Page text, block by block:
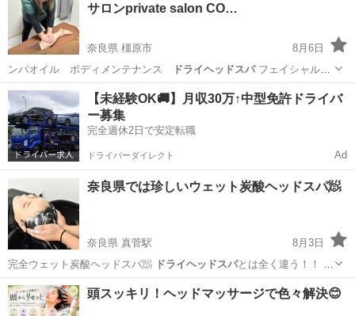
サロンprivate salon CO…
奈良県 橿原市
8月6日
ンパオイル ボディメンテナンス
ドライヘッドスパフェイシャルリ
フトアップ（化粧…
奈良 橿原市 エステ ドライヘッドスパ
【未経験OK🚚】月収30万↑中型免許ドライバ
ー募集
完全週休2日で安定転職
ドライバーダイレクト Ad
奈良県では珍しいウェット炭酸ヘッドスパ🧖
奈良県 真菅駅
8月3日
完全ウェット炭酸ヘッドスパ🧖 ドライヘッドスパとは全く違う！！ 炭
酸ヘッドスパ…
奈良 葛城市 真菅駅 ドライヘッドスパ
頭スッキリ！ヘッドマッサージで色々解決😊